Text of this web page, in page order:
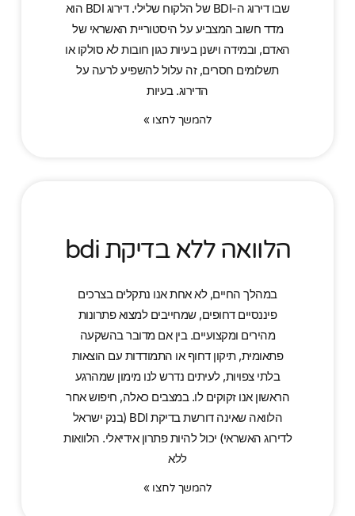
שבו דירוג ה-BDI של הלקוח שלילי. דירוג BDI הוא
מדד חשוב המצביע על היסטוריית האשראי של
האדם, ובמידה וישנן בעיות כגון חובות לא סולקו או
תשלומים חסרים, זה עלול להשפיע לרעה על
הדירוג. בעיות
להמשך לחצו »
הלוואה ללא בדיקת bdi
במהלך החיים, לא אחת אנו נתקלים בצרכים
פיננסיים דחופים, שמחייבים למצוא פתרונות
מהירים ומקצועיים. בין אם מדובר בהשקעה
פתאומית, תיקון דחוף או התמודדות עם הוצאות
בלתי צפויות, לעיתים נדרש לנו מימון שמהרגע
הראשון אנו זקוקים לו. במצבים כאלה, חיפוש אחר
הלוואה שאינה דורשת בדיקת BDI (בנק ישראל
לדירוג האשראי) יכול להיות פתרון אידיאלי. הלוואות
ללא
להמשך לחצו »